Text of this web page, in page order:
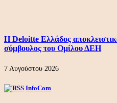
Η Deloitte Ελλάδος
σύμβουλος του Ομίλου ΔΕΗ
7 Αυγούστου 2026
InfoCom